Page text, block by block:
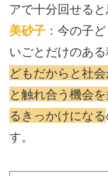
アで十分回せると
美砂子 ：今の子
いごとだけのあ
どもだからと社
と触れ合う機会
るきっかけになる
す。